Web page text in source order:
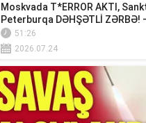
Moskvada T*ERROR AKTI,
Peterburqa DƏHŞƏTLİ ZƏRBƏ!
DAĞIDIR, ruslar ...
51:26
2026.07.24